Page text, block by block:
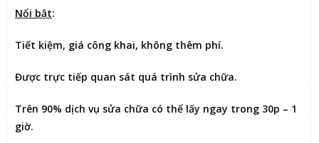
Nổi bật:
Tiết kiệm, giá công khai, không thêm phí.
Được trực tiếp quan sát quá trình sửa chữa.
Trên 90% dịch vụ sửa chữa có thể lấy ngay trong 30p – 1
giờ.